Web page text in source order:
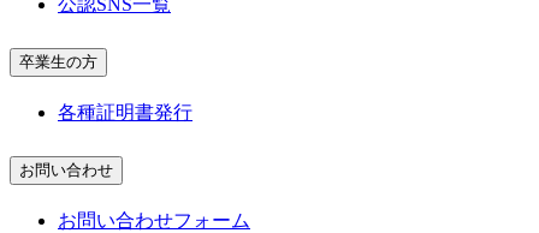
公認SNS一覧
卒業生の方
各種証明書発行
お問い合わせ
お問い合わせフォーム